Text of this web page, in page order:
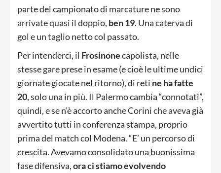
parte del campionato di marcature ne sono
arrivate quasi il doppio, ben 19. Una caterva di
gol e un taglio netto col passato.
Per intenderci, il Frosinonecapolista, nelle
stesse gare prese in esame (e cioè le ultime undici
giornate giocate nel ritorno), di reti ne ha fatte
20, solo una in più. Il Palermo cambia “connotati”,
quindi, e se n’è accorto anche Corini che aveva già
avvertito tutti in conferenza stampa, proprio
prima del match col Modena. “E’ un percorso di
crescita. Avevamo consolidato una buonissima
fase difensiva,ora ci stiamo evolvendo